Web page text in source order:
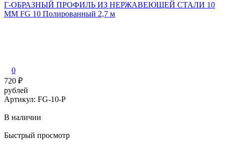
Г-ОБРАЗНЫЙ ПРОФИЛЬ ИЗ НЕРЖАВЕЮЩЕЙ СТАЛИ 10
ММ FG 10 Полированный 2,7 м
0
720 ₽
рублей
Артикул: FG-10-P
В наличии
Быстрый просмотр